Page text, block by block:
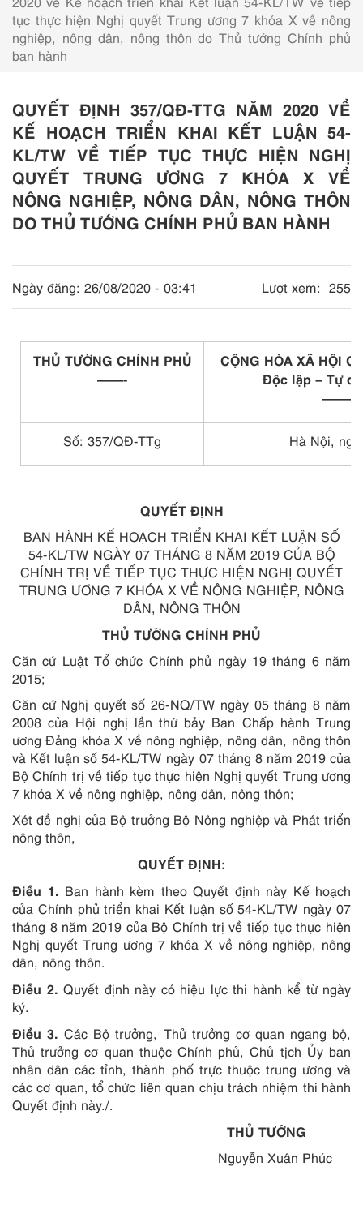
tục thực hiện Nghị quyết Trung ương 7 khóa X về nông
nghiệp, nông dân, nông thôn do Thủ tướng Chính phủ
ban hành
QUYẾT ĐỊNH 357/QĐ-TTG NĂM 2020 VỀ
KẾ HOẠCH TRIỂN KHAI KẾT LUẬN 54-
KL/TW VỀ TIẾP TỤC THỰC HIỆN NGHỊ
QUYẾT TRUNG ƯƠNG 7 KHÓA X VỀ
NÔNG NGHIỆP, NÔNG DÂN, NÔNG THÔN
DO THỦ TƯỚNG CHÍNH PHỦ BAN HÀNH
Ngày đăng: 26/08/2020 - 03:41 Lượt xem: 255
THỦ TƯỚNG CHÍNH PHỦ
——-
CỘNG HÒA XÃ HỘI
Độc lập – Tự
Số: 357/QĐ-TTg Hà Nội,
QUYẾT ĐỊNH
BAN HÀNH KẾ HOẠCH TRIỂN KHAI KẾT LUẬN SỐ
54-KL/TW NGÀY 07 THÁNG 8 NĂM 2019 CỦA BỘ
CHÍNH TRỊ VỀ TIẾP TỤC THỰC HIỆN NGHỊ QUYẾT
TRUNG ƯƠNG 7 KHÓA X VỀ NÔNG NGHIỆP, NÔNG
DÂN, NÔNG THÔN
THỦ TƯỚNG CHÍNH PHỦ
Căn cứ Luật Tổ chức Chính phủ ngày 19 tháng 6 năm
2015;
Căn cứ Nghị quyết số 26-NQ/TW ngày 05 tháng 8 năm
2008 của Hội nghị lần thứ bảy Ban Chấp hành Trung
ương Đảng khóa X về nông nghiệp, nông dân, nông thôn
và Kết luận số 54-KL/TW ngày 07 tháng 8 năm 2019 của
Bộ Chính trị về tiếp tục thực hiện Nghị quyết Trung ương
7 khóa X về nông nghiệp, nông dân, nông thôn;
Xét đề nghị của Bộ trưởng Bộ Nông nghiệp và Phát triển
nông thôn,
QUYẾT ĐỊNH:
Điều 1. Ban hành kèm theo Quyết định này Kế hoạch
của Chính phủ triển khai Kết luận số 54-KL/TW ngày 07
tháng 8 năm 2019 của Bộ Chính trị về tiếp tục thực hiện
Nghị quyết Trung ương 7 khóa X về nông nghiệp, nông
dân, nông thôn.
Điều 2. Quyết định này có hiệu lực thi hành kể từ ngày
ký.
Điều 3. Các Bộ trưởng, Thủ trưởng cơ quan ngang bộ,
Thủ trưởng cơ quan thuộc Chính phủ, Chủ tịch Ủy ban
nhân dân các tỉnh, thành phố trực thuộc trung ương và
các cơ quan, tổ chức liên quan chịu trách nhiệm thi hành
Quyết định này./.
THỦ TƯỚNG
Nguyễn Xuân Phúc